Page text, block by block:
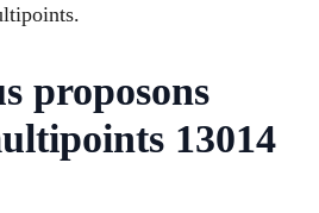
proposons
13014